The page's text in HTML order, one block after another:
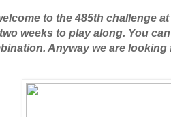
to the 485th challenge
weeks to play along. You
Anyway we are